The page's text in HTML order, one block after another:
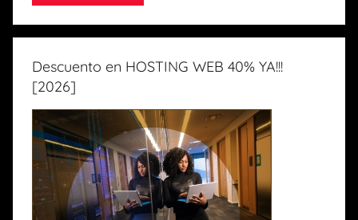
Descuento en HOSTING WEB 40% YA!!!
[2026]